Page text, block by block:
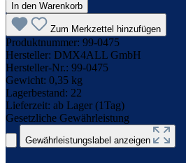
In den Warenkorb
Zum Merkzettel hinzufügen
Produktnummer: 99-0475
Hersteller: DMX4ALL GmbH
Hersteller-Nr.: 99-0475
Gewicht: 0,35 kg
Lagerbestand: 22
Lieferzeit: ab Lager (1Tag)
Gesetzliche Gewährleistung
Gewährleistungslabel anzeigen